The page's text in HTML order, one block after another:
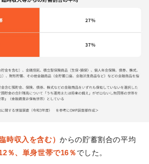
時収入を含む）からの貯蓄割合の平均
％、単身世帯で16％でした。